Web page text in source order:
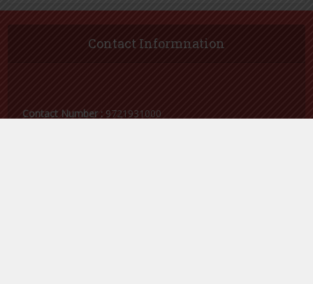
Contact Informnation
Contact Number : 9721931000